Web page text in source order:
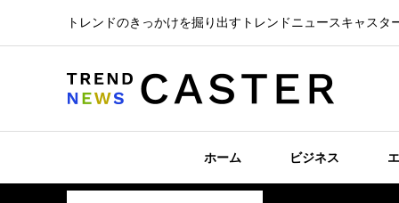
トレンドのきっかけを掘り出すトレンドニュースキャスタ
ホーム ビジネス